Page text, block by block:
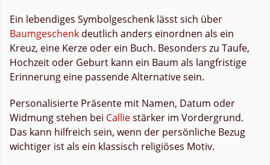
Ein lebendiges Symbolgeschenk lässt sich über
Baumgeschenk deutlich anders einordnen als ein
Kreuz, eine Kerze oder ein Buch. Besonders zu Taufe,
Hochzeit oder Geburt kann ein Baum als langfristige
Erinnerung eine passende Alternative sein.
Personalisierte Präsente mit Namen, Datum oder
Widmung stehen bei Calliestärker im Vordergrund.
Das kann hilfreich sein, wenn der persönliche Bezug
wichtiger ist als ein klassisch religiöses Motiv.